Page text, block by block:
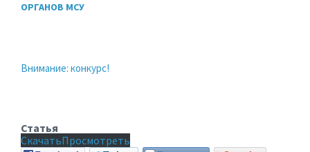
ОРГАНОВ МСУ
Внимание: конкурс!
Статья
СкачатьПросмотреть